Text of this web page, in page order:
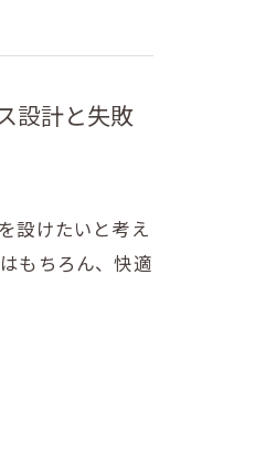
設計と失敗
設けたいと考え
もちろん、快適